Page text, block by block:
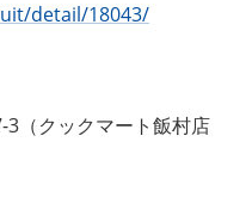
detail/18043/
（クックマート飯村店